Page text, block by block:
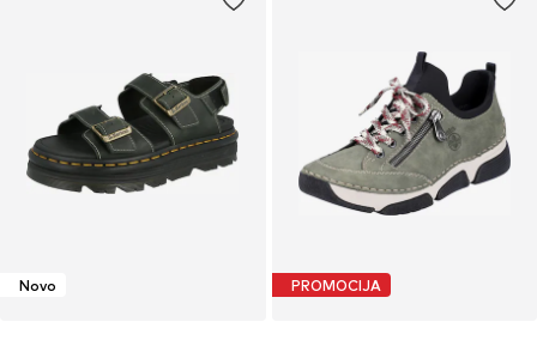
Novo PROMOCIJA